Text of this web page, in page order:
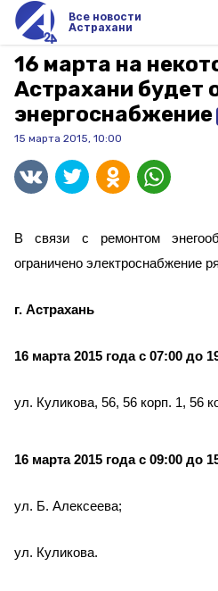
Все новости
Астрахани
16 марта на
Астрахани будет
энергоснабжение
15 марта 2015, 10:00
В связи с ремонтом
ограничено электроснабжение
г. Астрахань
16 марта 2015 года с 07:00 до
ул. Куликова, 56, 56 корп. 1, 56
16 марта 2015 года с 09:00 до
ул. Б. Алексеева;
ул. Куликова.